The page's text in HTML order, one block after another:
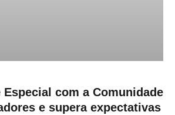
Especial com a Comunidade
e supera expectativas